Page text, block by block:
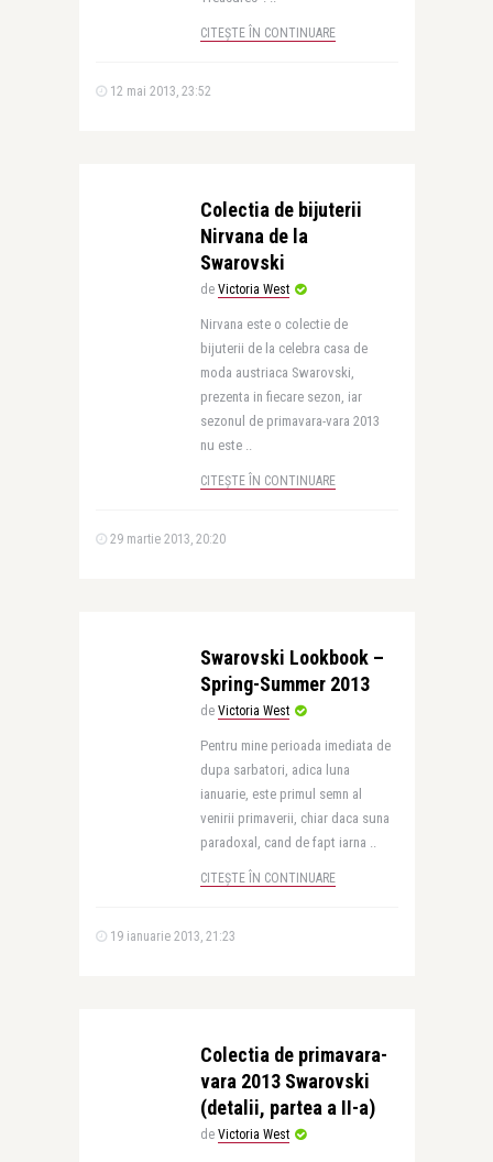
CITEȘTE ÎN CONTINUARE
12 mai 2013, 23:52
Colectia de bijuterii
Nirvana de la
Swarovski
de Victoria West
Nirvana este o colectie de
bijuterii de la celebra casa de
moda austriaca Swarovski,
prezenta in fiecare sezon, iar
sezonul de primavara-vara 2013
nu este ..
CITEȘTE ÎN CONTINUARE
29 martie 2013, 20:20
Swarovski Lookbook –
Spring-Summer 2013
de Victoria West
Pentru mine perioada imediata de
dupa sarbatori, adica luna
ianuarie, este primul semn al
venirii primaverii, chiar daca suna
paradoxal, cand de fapt iarna ..
CITEȘTE ÎN CONTINUARE
19 ianuarie 2013, 21:23
Colectia de primavara-
vara 2013 Swarovski
(detalii, partea a II-a)
de Victoria West